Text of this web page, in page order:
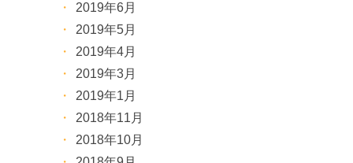
2019年6月
2019年5月
2019年4月
2019年3月
2019年1月
2018年11月
2018年10月